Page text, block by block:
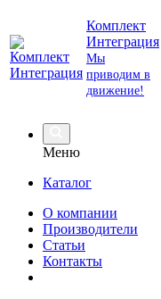
Комплект
Интеграция
Мы
приводим в
движение!
Меню
Каталог
О компании
Производители
Статьи
Контакты